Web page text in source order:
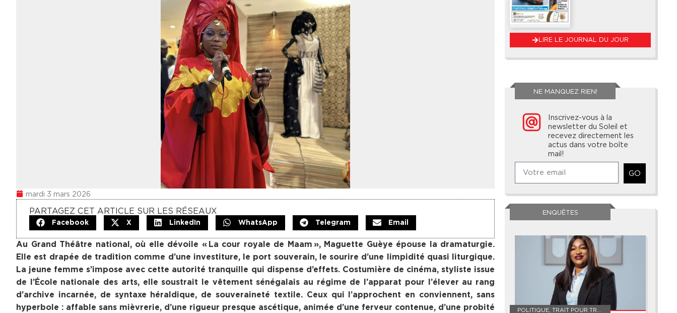
mardi 3 mars 2026
PARTAGEZ CET ARTICLE SUR LES RÉSEAUX
Facebook X LinkedIn WhatsApp Telegram Email
Au Grand Théâtre national, où elle dévoile « La cour royale de Maam », Maguette Guèye épouse la dramaturgie.
Elle est drapée de tradition comme d’une investiture, le port souverain, le sourire d’une limpidité quasi liturgique.
La jeune femme s’impose avec cette autorité tranquille qui dispense d’effets. Costumière de cinéma, styliste issue
de l’École nationale des arts, elle soustrait le vêtement sénégalais au régime de l’apparat pour l’élever au rang
d’archive incarnée, de syntaxe héraldique, de souveraineté textile. Ceux qui l’approchent en conviennent, sans
hyperbole : affable sans mièvrerie, d’une rigueur presque ascétique, animée d’une ferveur contenue, d’une probité
LIRE LE JOURNAL DU JOUR
NE MANQUEZ RIEN!
Inscrivez-vous à la
newsletter du Soleil et
recevez directement les
actus dans votre boîte
mail!
GO
ENQUÊTES
POLITIQUE, TRAIT POUR TRAIT